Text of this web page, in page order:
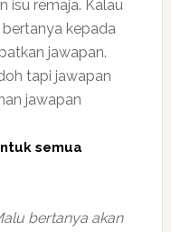
isu remaja. Kalau
kepada
jawapan.
tapi jawapan
jawapan
semua
bertanya akan